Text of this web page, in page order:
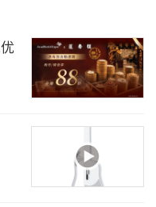
始九年级的学习
成功的成员一起打
受鼓舞。 我想我自
着年龄的增长，我
呢喃和大自然的共
艺术元素，反映了女